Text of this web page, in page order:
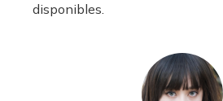
disponibles.